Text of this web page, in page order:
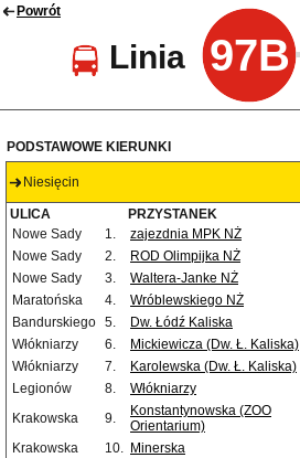
Powrót
Linia 97B
PODSTAWOWE KIERUNKI
Niesięcin
ULICA PRZYSTANEK
Nowe Sady
1. zajezdnia MPK NŻ
Nowe Sady
2. ROD Olimpijka NŻ
Nowe Sady
3. Waltera-Janke NŻ
Maratońska
4. Wróblewskiego NŻ
Bandurskiego 5. Dw. Łódź Kaliska
Włókniarzy
6. Mickiewicza (Dw. Ł. Kaliska)
Włókniarzy
7. Karolewska (Dw. Ł. Kaliska)
Legionów
8. Włókniarzy
Krakowska
9.
Konstantynowska (ZOO
Orientarium)
Krakowska 10. Minerska